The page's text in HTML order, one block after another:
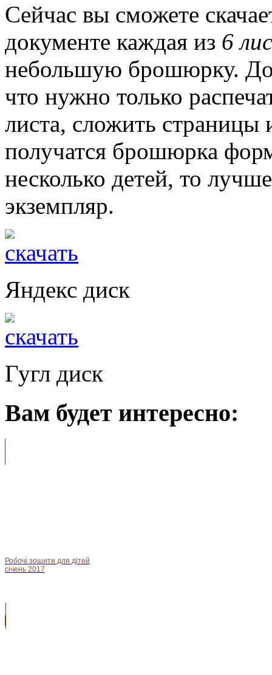
Сейчас вы сможете
документе каждая из 6
небольшую брошюрку.
что нужно только
листа, сложить страницы
получатся брошюрка
несколько детей, то
экземпляр.
Яндекс диск
Гугл диск
Вам будет интересно:
Робочі зошити для дітей
січень 2017